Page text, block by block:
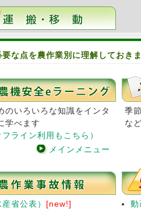
要な点を農作業別に理解しておき
のいろいろな知識をインタ
学べます
ライン利用もこちら）
メインメニュー
季
な
省公表） [new!]
動